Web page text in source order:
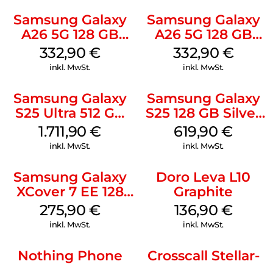
Samsung Galaxy
A26 5G 128 GB
Mint
332,90 €
inkl. MwSt.
Samsung Galaxy
A26 5G 128 GB
White
332,90 €
inkl. MwSt.
Samsung Galaxy
S25 Ultra 512 GB
Titanium
Whitesilver
1.711,90€
inkl. MwSt.
Samsung Galaxy
S25 128 GB Silver
Shadow
619,90€
inkl. MwSt.
Samsung Galaxy
XCover 7 EE 128
GB Black
275,90 €
inkl. MwSt.
Doro Leva L10
Graphite
136,90 €
inkl. MwSt.
Nothing Phone
Crosscall Stellar-